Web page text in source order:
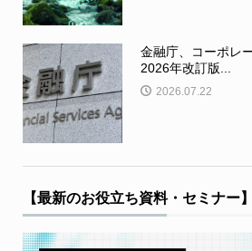
金融庁、コーポレ
2026年改訂版...
2026.07.22
【最新のお役立ち資料・セミナー】